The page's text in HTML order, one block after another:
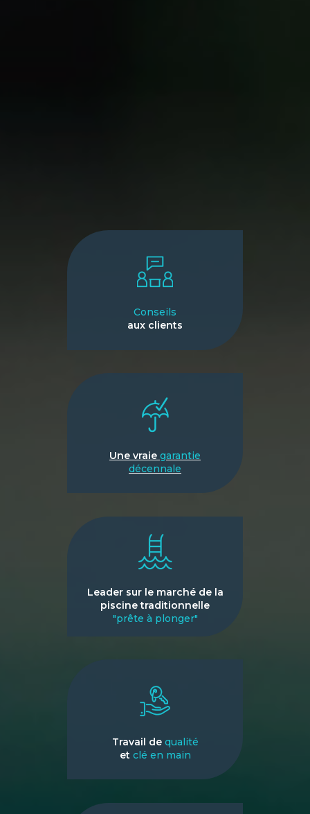
Conseils
aux clients
Une vraie garantie
décennale
Leader sur le marché de la
piscine traditionnelle
"prête à plonger"
Travail de qualité
et clé en main